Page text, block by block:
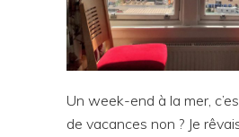
Un week-end à la mer,
de vacances non ? Je